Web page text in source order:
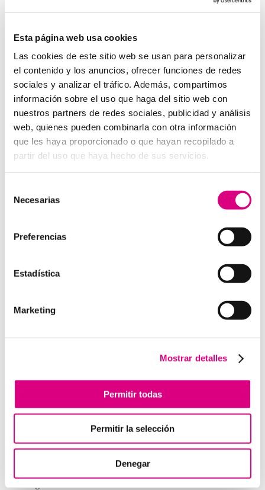
Esta página web usa cookies
Las cookies de este sitio web se usan para personalizar
el contenido y los anuncios, ofrecer funciones de redes
sociales y analizar el tráfico. Además, compartimos
información sobre el uso que haga del sitio web con
nuestros partners de redes sociales, publicidad y análisis
web, quienes pueden combinarla con otra información
que les haya proporcionado o que hayan recopilado a
partir del uso que haya hecho de sus servicios.
Necesarias
Preferencias
Estadística
Marketing
Mostrar detalles
Permitir todas
Permitir la selección
Denegar
System Network, tu operadora de telefonía
virtual en España
que nos permitas estudiar tu caso particular.
Aunque si lo prefieres, puedes enviarnos un correo
electrónico a
virtual@networkes.com
o llamarnos al
900 800 806 .
Tenemos más de
15 años de experiencia en
instalación de sistemas de telefonía virtual.
Gracias a su rápida integración, permite gran
flexibilidad en el aprovisionamiento de servicios, así
como la creación virtual de centrales telefónicas
virtuales dimensionadas a las necesidades de cada
cliente.
Enviar comentario
comentario.
Tendencias actuales en marketing y publicidad que
llamadas
Aplicaciones de Inteligencia Artificial para el Marketing